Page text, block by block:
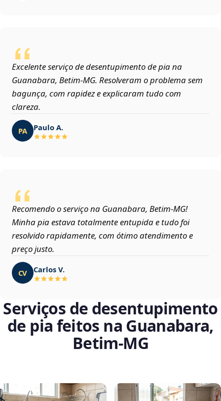
Excelente serviço de desentupimento de pia na
Guanabara, Betim‑MG. Resolveram o problema sem
bagunça, com rapidez e explicaram tudo com
clareza.
PA Paulo A.
Recomendo o serviço na Guanabara, Betim‑MG!
Minha pia estava totalmente entupida e tudo foi
resolvido rapidamente, com ótimo atendimento e
preço justo.
CV Carlos V.
Serviços de desentupimento
de pia feitos na Guanabara,
Betim‑MG